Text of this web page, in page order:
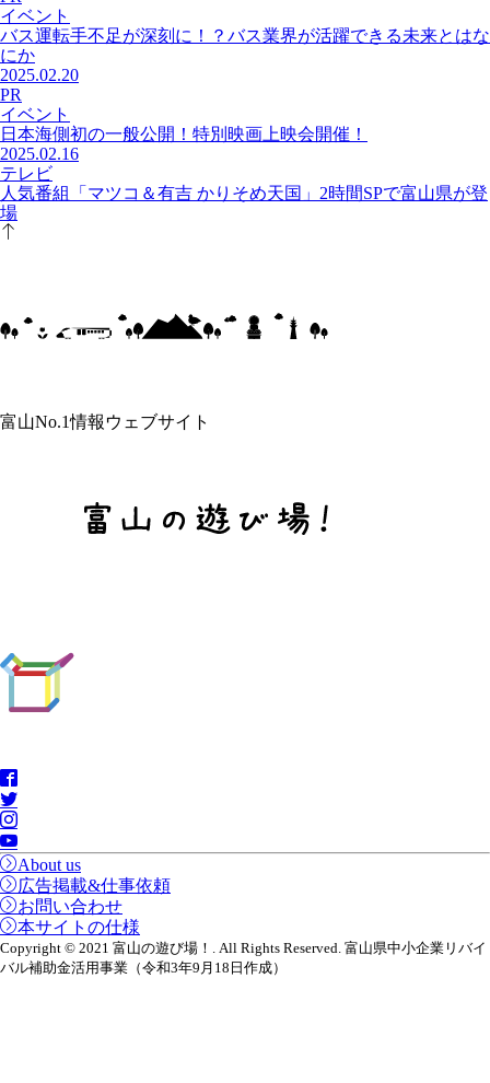
イベント
バス運転手不足が深刻に！？バス業界が活躍できる未来とはな
にか
2025.02.20
PR
イベント
日本海側初の一般公開！特別映画上映会開催！
2025.02.16
テレビ
人気番組「マツコ＆有吉 かりそめ天国」2時間SPで富山県が登
場
富山No.1情報ウェブサイト
About us
広告掲載&仕事依頼
お問い合わせ
本サイトの仕様
Copyright © 2021 富山の遊び場！. All Rights Reserved. 富山県中小企業リバイ
バル補助金活用事業（令和3年9月18日作成）